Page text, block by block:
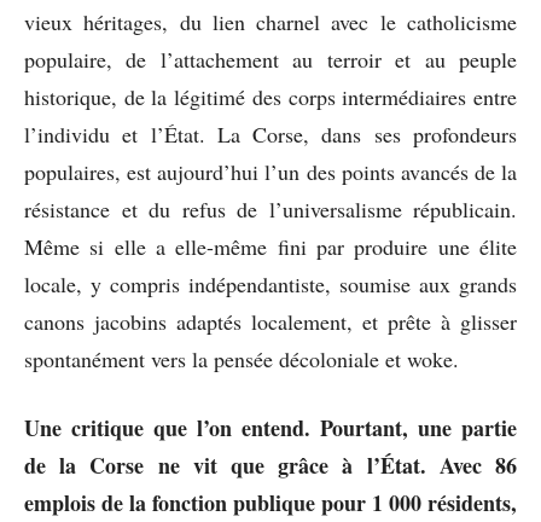
vieux héritages, du lien charnel avec le catholicisme
populaire, de l’attachement au terroir et au peuple
historique, de la légitimé des corps intermédiaires entre
l’individu et l’État. La Corse, dans ses profondeurs
populaires, est aujourd’hui l’un des points avancés de la
résistance et du refus de l’universalisme républicain.
Même si elle a elle-même fini par produire une élite
locale, y compris indépendantiste, soumise aux grands
canons jacobins adaptés localement, et prête à glisser
spontanément vers la pensée décoloniale et woke.
Une critique que l’on entend. Pourtant, une partie
de la Corse ne vit que grâce à l’État. Avec 86
emplois de la fonction publique pour 1 000 résidents,